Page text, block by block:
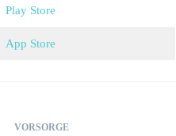
Play Store
App Store
VORSORGE